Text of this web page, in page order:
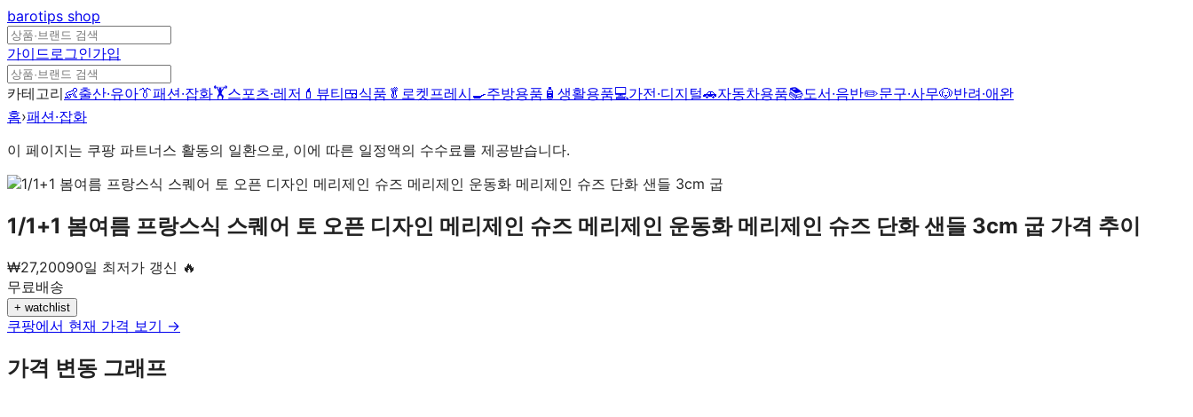
barotips shop
가이드로그인가입
카테고리👶출산·유아👔패션·잡화🏋️스포츠·레저 💄 뷰티🍱식품 🥬 로켓프레시🍳주방용품 🧴 생활용품💻가전·디지털🚗자동차용품📚도서·음반✏️문구·사무🐶반려·애완
홈›패션·잡화
이 페이지는 쿠팡 파트너스 활동의 일환으로, 이에 따른 일정액의 수수료를 제공받습니다.
1/1+1 봄여름 프랑스식 스퀘어 토 오픈 디자인 메리제인 슈즈 메리제인 운동화 메리제인 슈즈 단화 샌들 3cm 굽 가격 추이
₩27,20090일 최저가 갱신 🔥
무료배송
+ watchlist
쿠팡에서 현재 가격 보기 →
가격 변동 그래프